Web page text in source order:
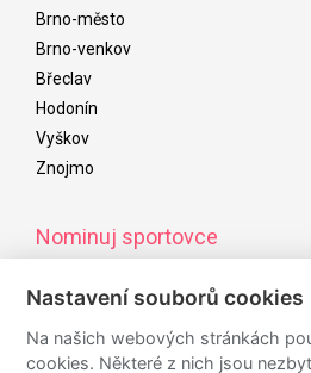
Brno-město
Brno-venkov
Břeclav
Hodonín
Vyškov
Znojmo
Nominuj sportovce
můžete nominovat úspěšné
kteří budou navrženi do ankety
Nastavení souborů cookies
Na našich webových stránkách
cookies. Některé z nich jsou